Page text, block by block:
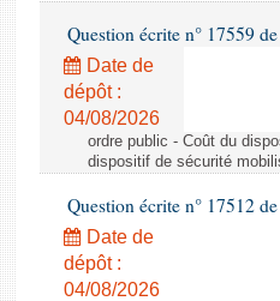
Question écrite n° 17559
Date de
dépôt :
04/08/2026
ordre public - Coût du
dispositif de sécurité
Question écrite n° 17512
Date de
dépôt :
04/08/2026